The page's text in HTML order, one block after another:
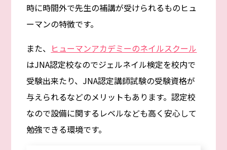
時に時間外で先生の補講が受けられるものヒュ
ーマンの特徴です。
また、 ヒューマンアカデミーのネイルスクール
はJNA認定校なのでジェルネイル検定を校内で
受験出来たり、JNA認定講師試験の受験資格が
与えられるなどのメリットもあります。認定校
なので設備に関するレベルなども高く安心して
勉強できる環境です。